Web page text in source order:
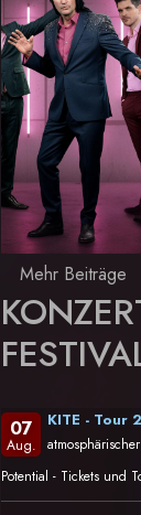
Mehr Beiträge
07
Aug.
KITE - Tour
Potential - Tickets und